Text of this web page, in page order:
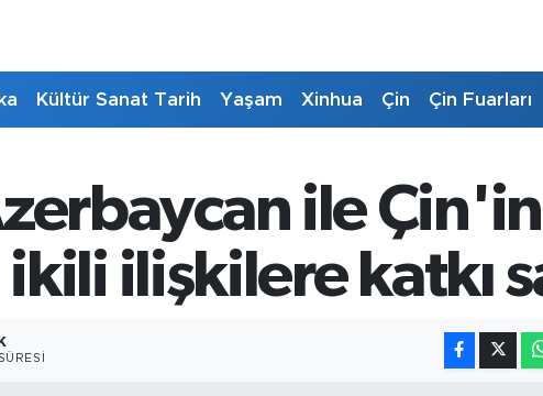
Kültür Sanat Tarih Yaşam Xinhua Çin Çin Fuarları
ile Çin'in
ilişkilere katkı